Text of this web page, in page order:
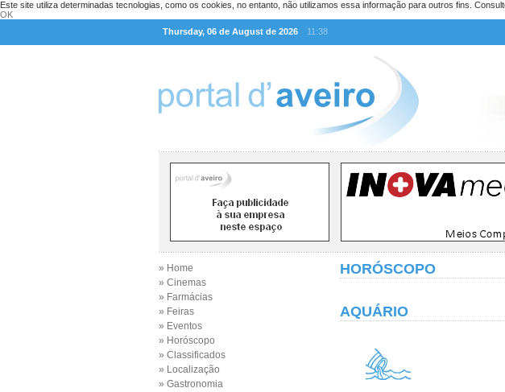
Este site utiliza determinadas tecnologias, como os cookies, no entanto, não utilizamos essa informação para outros fins.
OK
Thursday, 06 de August de 2026
11:38
» Home
» Cinemas
» Farmácias
» Feiras
» Eventos
» Horóscopo
» Classificados
» Localização
» Gastronomia
HORÓSCOPO
AQUÁRIO